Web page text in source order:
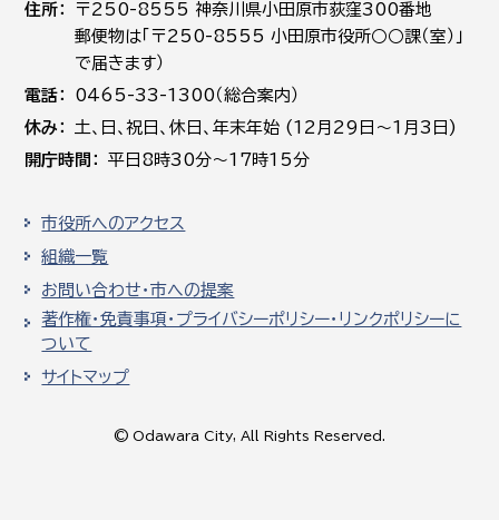
住所
〒250-8555 神奈川県小田原市荻窪300番地
郵便物は「〒250-8555 小田原市役所○○課（室）」
で届きます）
電話
0465-33-1300（総合案内）
休み
土､日､祝日、休日、年末年始 (12月29日～1月3日)
開庁時間
平日8時30分～17時15分
市役所へのアクセス
組織一覧
お問い合わせ・市への提案
著作権・免責事項・プライバシーポリシー・リンクポリシーに
ついて
サイトマップ
© Odawara City, All Rights Reserved.